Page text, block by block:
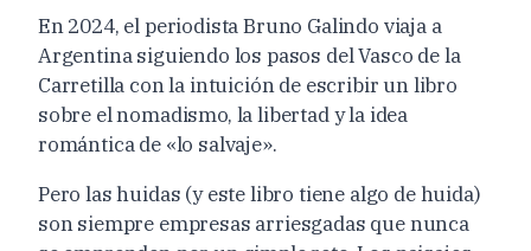
En 2024, el periodista Bruno Galindo viaja a
Argentina siguiendo los pasos del Vasco de la
Carretilla con la intuición de escribir un libro
sobre el nomadismo, la libertad y la idea
romántica de «lo salvaje».
Pero las huidas (y este libro tiene algo de huida)
son siempre empresas arriesgadas que nunca